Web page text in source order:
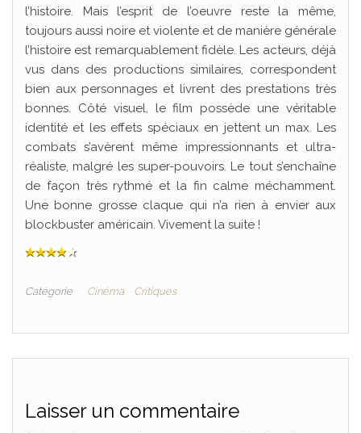
l’histoire. Mais l’esprit de l’oeuvre reste la même,
toujours aussi noire et violente et de manière générale
l’histoire est remarquablement fidèle. Les acteurs, déjà
vus dans des productions similaires, correspondent
bien aux personnages et livrent des prestations très
bonnes. Côté visuel, le film possède une véritable
identité et les effets spéciaux en jettent un max. Les
combats s’avèrent même impressionnants et ultra-
réaliste, malgré les super-pouvoirs. Le tout s’enchaîne
de façon très rythmé et la fin calme méchamment.
Une bonne grosse claque qui n’a rien à envier aux
blockbuster américain. Vivement la suite !
Catégorie Cinéma Critiques
Laisser un commentaire